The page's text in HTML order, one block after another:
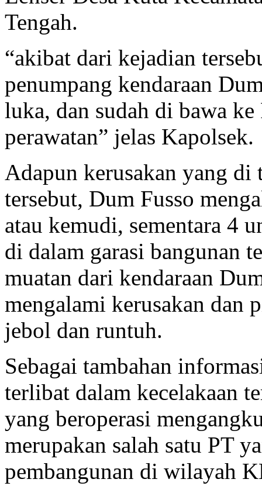
Tengah.
“akibat dari kejadian
penumpang kendaraan
luka, dan sudah di bawa
perawatan” jelas Kapolsek.
Adapun kerusakan yang
tersebut, Dum Fusso
atau kemudi, sementara 4
di dalam garasi bangunan
muatan dari kendaraan
mengalami kerusakan dan
jebol dan runtuh.
Sebagai tambahan
terlibat dalam kecelakaan
yang beroperasi
merupakan salah satu PT
pembangunan di wilayah